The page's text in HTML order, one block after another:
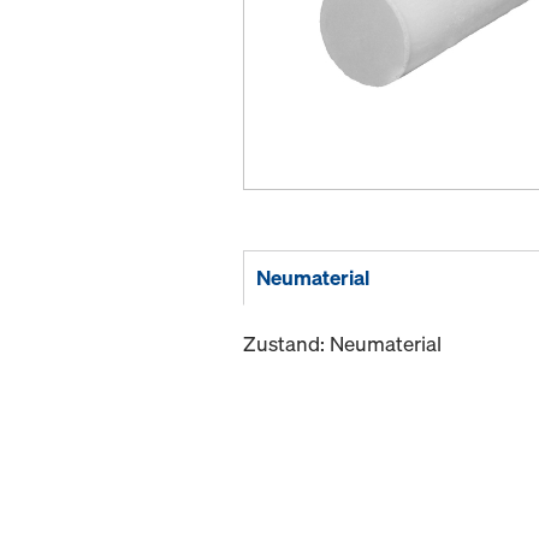
Neumaterial
Zustand: Neumaterial